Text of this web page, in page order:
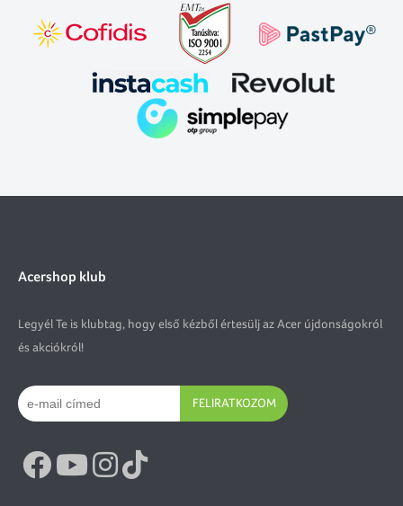
Acershop klub
Legyél Te is klubtag, hogy első kézből értesülj az Acer újdonságokról
és akciókról!
FELIRATKOZOM